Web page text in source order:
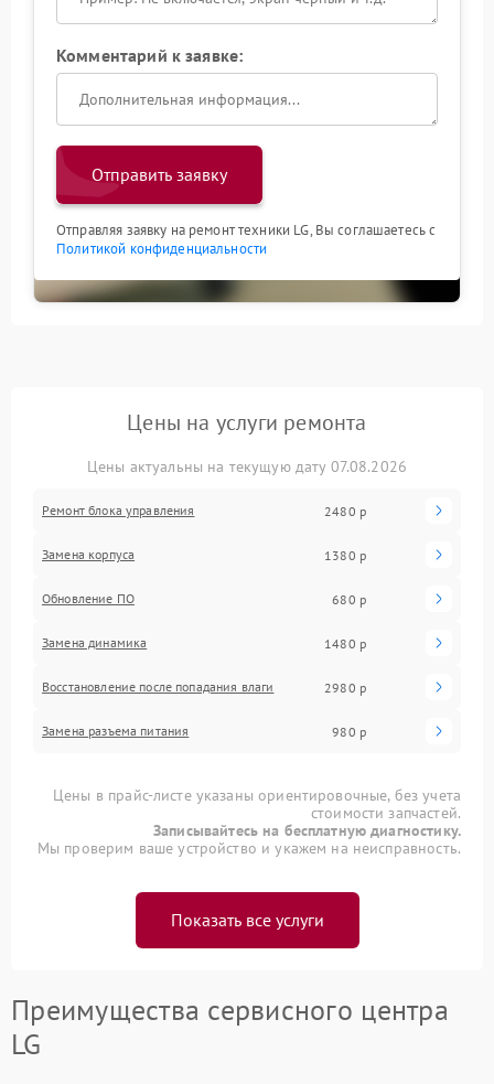
Комментарий к заявке:
Отправить заявку
Отправляя заявку на ремонт техники LG, Вы соглашаетесь с
Политикой конфиденциальности
Цены на услуги ремонта
Цены актуальны на текущую дату 07.08.2026
Ремонт блока управления 2480 р
Замена корпуса 1380 р
Обновление ПО 680 р
Замена динамика 1480 р
Восстановление после попадания влаги 2980 р
Замена разъема питания 980 р
Цены в прайс-листе указаны ориентировочные, без учета
стоимости запчастей.
Записывайтесь на бесплатную диагностику.
Мы проверим ваше устройство и укажем на неисправность.
Показать все услуги
Преимущества сервисного центра
LG